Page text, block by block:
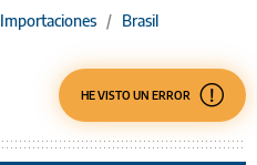
Importaciones / Brasil
HE VISTO UN ERROR